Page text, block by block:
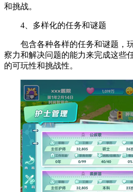
和挑战。
4、多样化的任务和谜题
包含各种各样的任务和谜题，
察力和解决问题的能力来完成这些
的可玩性和挑战性。